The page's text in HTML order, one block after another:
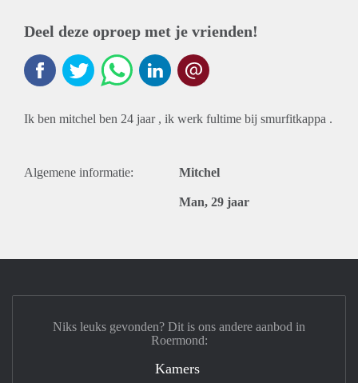
Deel deze oproep met je vrienden!
Ik ben mitchel ben 24 jaar , ik werk fultime bij smurfitkappa .
Algemene informatie: Mitchel
Man, 29 jaar
Niks leuks gevonden? Dit is ons andere aanbod in
Roermond:
Kamers